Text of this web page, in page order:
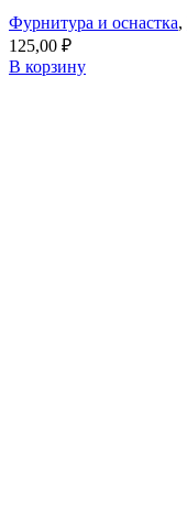
Фурнитура и оснастка,
125,00 ₽
В корзину